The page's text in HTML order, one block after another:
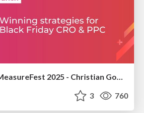
brightonSEO & MeasureFest 2025 - Christian Goodrich - Winning strategies for Black Friday CRO & PPC
3 760